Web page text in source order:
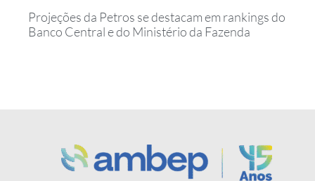
Projeções da Petros se destacam em rankings do
Banco Central e do Ministério da Fazenda